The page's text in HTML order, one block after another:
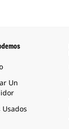
Un
Usados